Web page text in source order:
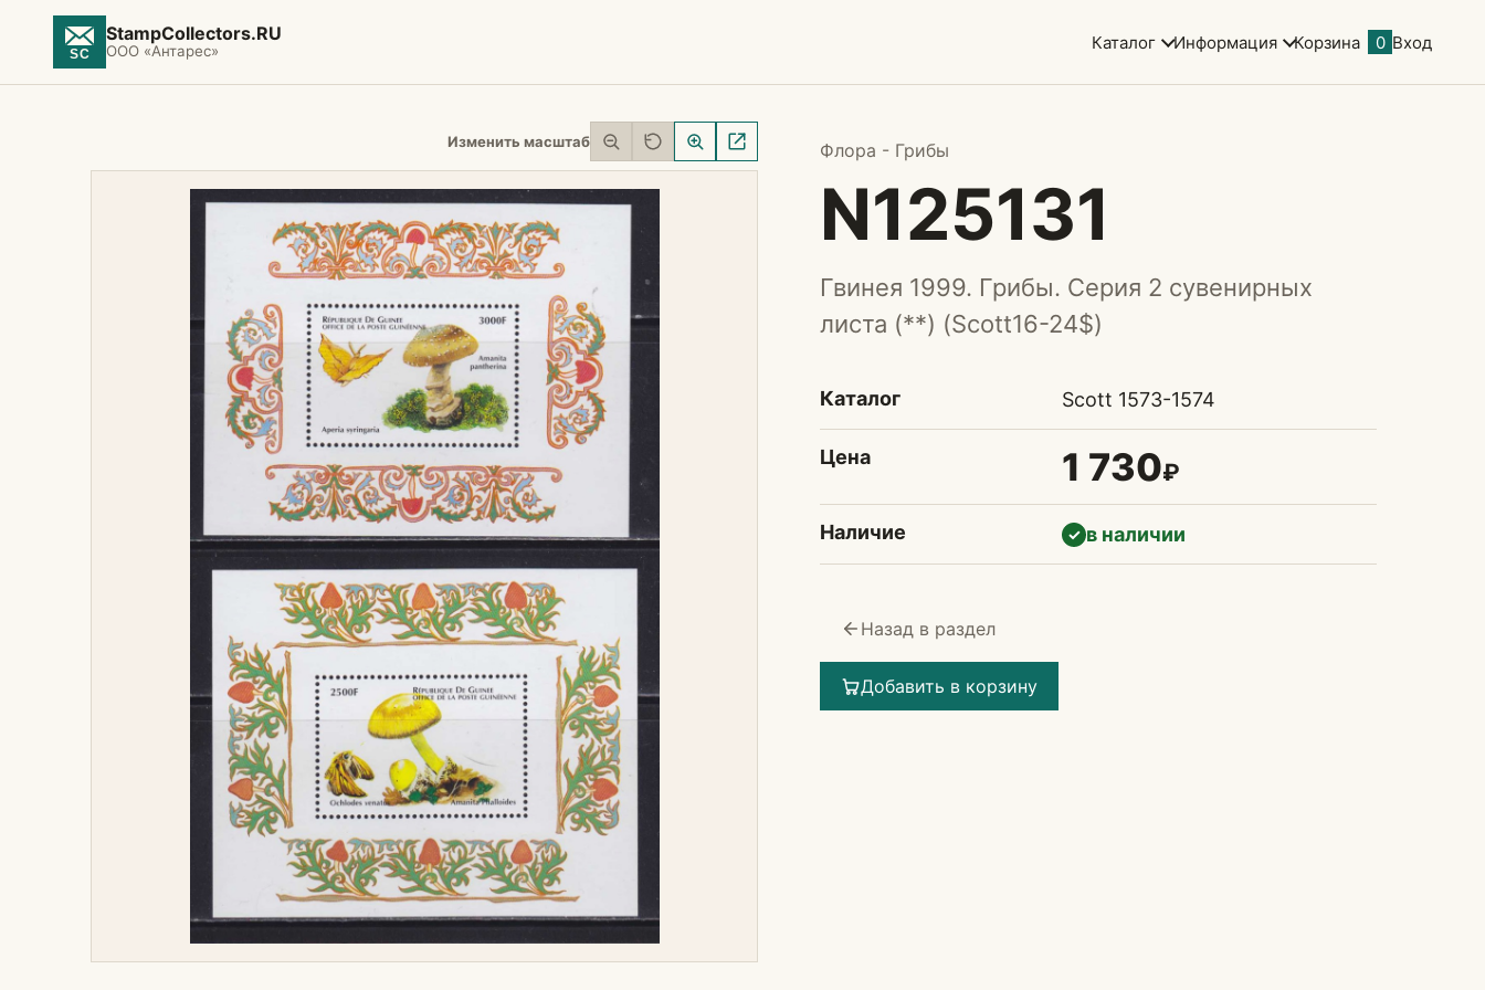
StampCollectors.RU
ООО «Антарес» Каталог Информация Корзина 0 Вход
Изменить масштаб Флора - Грибы
N125131
Гвинея 1999. Грибы. Серия 2 сувенирных
листа (**) (Scott16-24$)
Каталог Scott 1573-1574
Цена 1 730₽
Наличие ✓ в наличии
Назад в раздел
Добавить в корзину